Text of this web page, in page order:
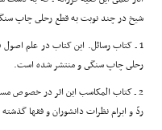
شیخ در چند نوبت به قطع رحلى چاپ
رحلى چاپ سنگى و منتشر شده است.
2 ـ کتاب المکاسب این اثر در خصوص
ردّ و ابرام نظرات دانشوران و فقها